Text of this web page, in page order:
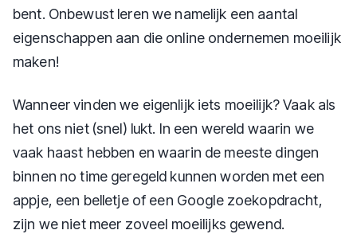
bent. Onbewust leren we namelijk een aantal
eigenschappen aan die online ondernemen moeilijk
maken!
Wanneer vinden we eigenlijk iets moeilijk? Vaak als
het ons niet (snel) lukt. In een wereld waarin we
vaak haast hebben en waarin de meeste dingen
binnen no time geregeld kunnen worden met een
appje, een belletje of een Google zoekopdracht,
zijn we niet meer zoveel moeilijks gewend.